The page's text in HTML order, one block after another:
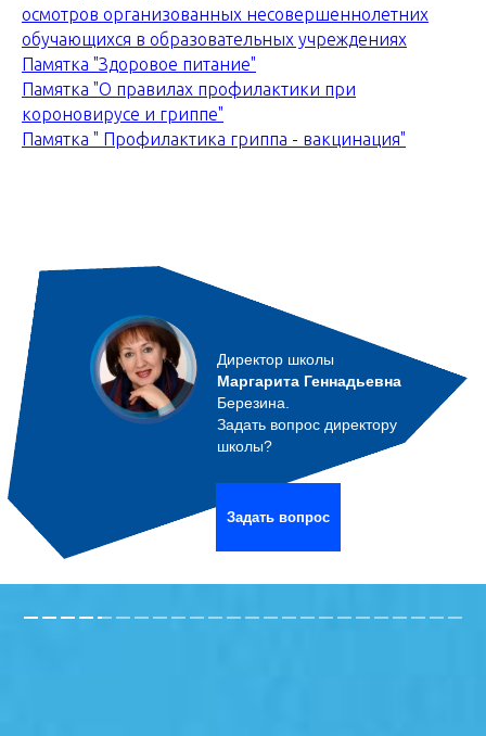
осмотров организованных несовершеннолетних
обучающихся в образовательных учреждениях
Памятка "Здоровое питание"
Памятка "О правилах профилактики при
короновирусе и гриппе"
Памятка " Профилактика гриппа - вакцинация"
Задать вопрос
Директор школы
Маргарита Геннадьевна
Березина.
Задать вопрос директору
школы?